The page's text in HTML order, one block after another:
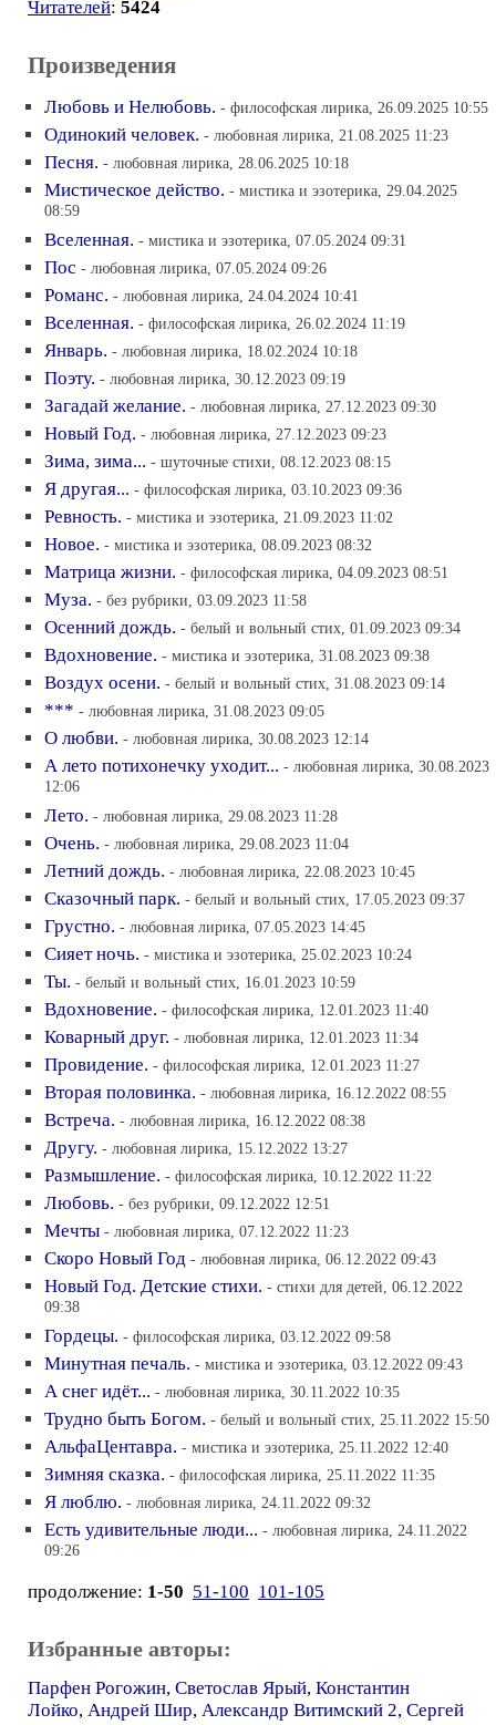
Читателей: 5424
Произведения
Любовь и Нелюбовь. - философская лирика, 26.09.2025 10:55
Одинокий человек. - любовная лирика, 21.08.2025 11:23
Песня. - любовная лирика, 28.06.2025 10:18
Мистическое действо. - мистика и эзотерика, 29.04.2025
08:59
Вселенная. - мистика и эзотерика, 07.05.2024 09:31
Пос - любовная лирика, 07.05.2024 09:26
Романс. - любовная лирика, 24.04.2024 10:41
Вселенная. - философская лирика, 26.02.2024 11:19
Январь. - любовная лирика, 18.02.2024 10:18
Поэту. - любовная лирика, 30.12.2023 09:19
Загадай желание. - любовная лирика, 27.12.2023 09:30
Новый Год. - любовная лирика, 27.12.2023 09:23
Зима, зима... - шуточные стихи, 08.12.2023 08:15
Я другая... - философская лирика, 03.10.2023 09:36
Ревность. - мистика и эзотерика, 21.09.2023 11:02
Новое. - мистика и эзотерика, 08.09.2023 08:32
Матрица жизни. - философская лирика, 04.09.2023 08:51
Муза. - без рубрики, 03.09.2023 11:58
Осенний дождь. - белый и вольный стих, 01.09.2023 09:34
Вдохновение. - мистика и эзотерика, 31.08.2023 09:38
Воздух осени. - белый и вольный стих, 31.08.2023 09:14
*** - любовная лирика, 31.08.2023 09:05
О любви. - любовная лирика, 30.08.2023 12:14
А лето потихонечку уходит... - любовная лирика, 30.08.2023
12:06
Лето. - любовная лирика, 29.08.2023 11:28
Очень. - любовная лирика, 29.08.2023 11:04
Летний дождь. - любовная лирика, 22.08.2023 10:45
Сказочный парк. - белый и вольный стих, 17.05.2023 09:37
Грустно. - любовная лирика, 07.05.2023 14:45
Сияет ночь. - мистика и эзотерика, 25.02.2023 10:24
Ты. - белый и вольный стих, 16.01.2023 10:59
Вдохновение. - философская лирика, 12.01.2023 11:40
Коварный друг. - любовная лирика, 12.01.2023 11:34
Провидение. - философская лирика, 12.01.2023 11:27
Вторая половинка. - любовная лирика, 16.12.2022 08:55
Встреча. - любовная лирика, 16.12.2022 08:38
Другу. - любовная лирика, 15.12.2022 13:27
Размышление. - философская лирика, 10.12.2022 11:22
Любовь. - без рубрики, 09.12.2022 12:51
Мечты - любовная лирика, 07.12.2022 11:23
Скоро Новый Год - любовная лирика, 06.12.2022 09:43
Новый Год. Детские стихи. - стихи для детей, 06.12.2022
09:38
Гордецы. - философская лирика, 03.12.2022 09:58
Минутная печаль. - мистика и эзотерика, 03.12.2022 09:43
А снег идёт... - любовная лирика, 30.11.2022 10:35
Трудно быть Богом. - белый и вольный стих, 25.11.2022 15:50
АльфаЦентавра. - мистика и эзотерика, 25.11.2022 12:40
Зимняя сказка. - философская лирика, 25.11.2022 11:35
Я люблю. - любовная лирика, 24.11.2022 09:32
Есть удивительные люди... - любовная лирика, 24.11.2022
09:26
продолжение: 1-50 51-100 101-105
Избранные авторы:
Парфен Рогожин, Светослав Ярый, Константин
Лойко, Андрей Шир, Александр Витимский 2, Сергей